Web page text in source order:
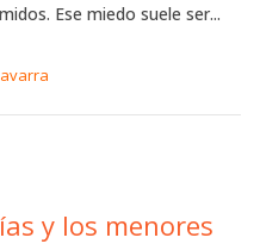
Ese miedo suele ser...
Las nuevas tecnologías y los menores